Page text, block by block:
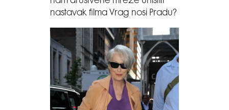
nastavak filma Vrag nosi Pradu?